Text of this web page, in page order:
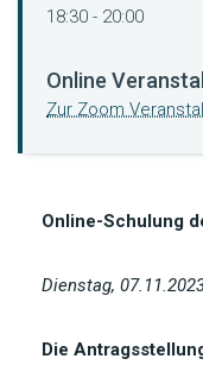
18:30 - 20:00
Online
Zur Zoom
Online-Schulung
Dienstag,
Die